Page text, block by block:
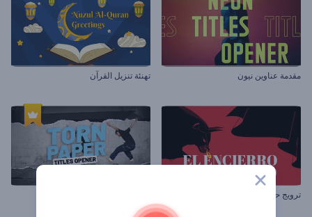
مقدمة عناوين نيون تهنئة تنزيل القرآن
ترويج حدث إطلاق الثيران